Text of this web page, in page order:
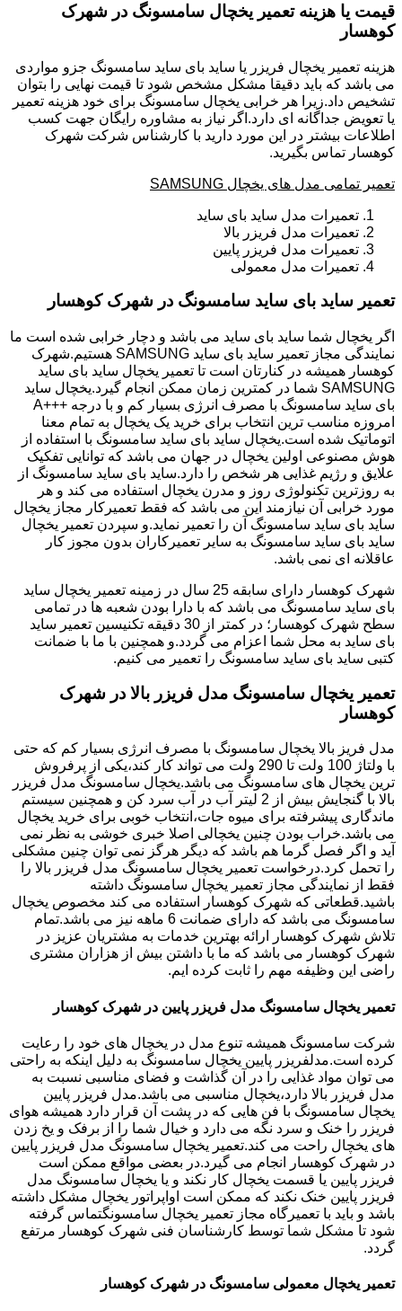
قیمت یا هزینه تعمیر یخچال سامسونگ در شهرک
کوهسار
هزینه تعمیر یخچال فریزر یا ساید بای ساید سامسونگ جزو مواردی
می باشد که باید دقیقا مشکل مشخص شود تا قیمت نهایی را بتوان
تشخیص داد.زیرا هر خرابی یخچال سامسونگ برای خود هزینه تعمیر
یا تعویض جداگانه ای دارد.اگر نیاز به مشاوره رایگان جهت کسب
اطلاعات بیشتر در این مورد دارید با کارشناس شرکت شهرک
کوهسار تماس بگیرید.
تعمیر تمامی مدل های یخچال SAMSUNG
تعمیرات مدل ساید بای ساید
تعمیرات مدل فریزر بالا
تعمیرات مدل فریزر پایین
تعمیرات مدل معمولی
تعمیر ساید بای ساید سامسونگ در شهرک کوهسار
اگر یخچال شما ساید بای ساید می باشد و دچار خرابی شده است ما
نمایندگی مجاز تعمیر ساید بای ساید SAMSUNG هستیم.شهرک
کوهسار همیشه در کنارتان است تا تعمیر یخچال ساید بای ساید
SAMSUNG شما در کمترین زمان ممکن انجام گیرد.یخچال ساید
بای ساید سامسونگ با مصرف انرژی بسیار کم و با درجه +++A
امروزه مناسب ترین انتخاب برای خرید یک یخچال به تمام معنا
اتوماتیک شده است.یخچال ساید بای ساید سامسونگ با استفاده از
هوش مصنوعی اولین یخچال در جهان می باشد که توانایی تفکیک
علایق و رژیم غذایی هر شخص را دارد.ساید بای ساید سامسونگ از
به روزترین تکنولوژی روز و مدرن یخچال استفاده می کند و هر
مورد خرابی آن نیازمند این می باشد که فقط تعمیرکار مجاز یخچال
ساید بای ساید سامسونگ آن را تعمیر نماید.و سپردن تعمیر یخچال
ساید بای ساید سامسونگ به سایر تعمیرکاران بدون مجوز کار
عاقلانه ای نمی باشد.
شهرک کوهسار دارای سابقه 25 سال در زمینه تعمیر یخچال ساید
بای ساید سامسونگ می باشد که با دارا بودن شعبه ها در تمامی
سطح شهرک کوهسار؛ در کمتر از 30 دقیقه تکنیسین تعمیر ساید
بای ساید به محل شما اعزام می گردد.و همچنین با ما با ضمانت
کتبی ساید بای ساید سامسونگ را تعمیر می کنیم.
تعمیر یخچال سامسونگ مدل فریزر بالا در شهرک
کوهسار
مدل فریز بالا یخچال سامسونگ با مصرف انرژی بسیار کم که حتی
با ولتاژ 100 ولت تا 290 ولت می تواند کار کند،یکی از پرفروش
ترین یخچال های سامسونگ می باشد.یخچال سامسونگ مدل فریزر
بالا با گنجایش بیش از 2 لیتر آب در آب سرد کن و همچنین سیستم
ماندگاری پیشرفته برای میوه جات،انتخاب خوبی برای خرید یخچال
می باشد.خراب بودن چنین یخچالی اصلا خبری خوشی به نظر نمی
آید و اگر فصل گرما هم باشد که دیگر هرگز نمی توان چنین مشکلی
را تحمل کرد.درخواست تعمیر یخچال سامسونگ مدل فریزر بالا را
فقط از نمایندگی مجاز تعمیر یخچال سامسونگ داشته
باشید.قطعاتی که شهرک کوهسار استفاده می کند مخصوص یخچال
سامسونگ می باشد که دارای ضمانت 6 ماهه نیز می باشد.تمام
تلاش شهرک کوهسار ارائه بهترین خدمات به مشتریان عزیز در
شهرک کوهسار می باشد که ما با داشتن بیش از هزاران مشتری
راضی این وظیفه مهم را ثابت کرده ایم.
تعمیر یخچال سامسونگ مدل فریزر پایین در شهرک کوهسار
شرکت سامسونگ همیشه تنوع مدل در یخچال های خود را رعایت
کرده است.مدلفریزر پایین یخچال سامسونگ به دلیل اینکه به راحتی
می توان مواد غذایی را در آن گذاشت و فضای مناسبی نسبت به
مدل فریزر بالا دارد،یخچال مناسبی می باشد.مدل فریزر پایین
یخچال سامسونگ با فن هایی که در پشت آن قرار دارد همیشه هوای
فریزر را خنک و سرد نگه می دارد و خیال شما را از برفک و یخ زدن
های یخچال راحت می کند.تعمیر یخچال سامسونگ مدل فریزر پایین
در شهرک کوهسار انجام می گیرد.در بعضی مواقع ممکن است
فریزر پایین یا قسمت یخچال کار نکند و یا یخچال سامسونگ مدل
فریزر پایین خنک نکند که ممکن است اواپراتور یخچال مشکل داشته
باشد و باید با تعمیرگاه مجاز تعمیر یخچال سامسونگتماس گرفته
شود تا مشکل شما توسط کارشناسان فنی شهرک کوهسار مرتفع
گردد.
تعمیر یخچال معمولی سامسونگ در شهرک کوهسار